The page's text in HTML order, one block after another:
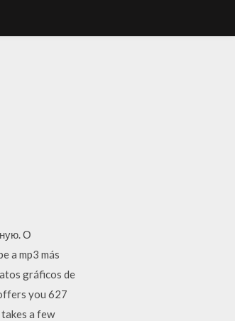
О
a mp3 más
gráficos de
you 627
a few